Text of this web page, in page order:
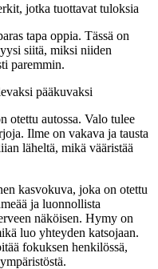
jotka tuottavat tuloksia
tapa oppia. Tässä on
siitä, miksi niiden
paremmin.
pääkuvaksi
otettu autossa. Valo tulee
Ilme on vakava ja tausta
läheltä, mikä vääristää
kasvokuva, joka on otettu
ja luonnollista
näköisen. Hymy on
luo yhteyden katsojaan.
fokuksen henkilössä,